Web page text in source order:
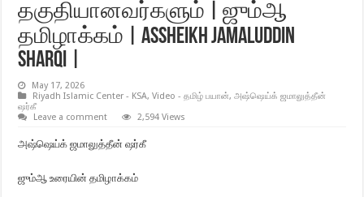
தகுதியானவர்களும் | ஜும்ஆ
தமிழாக்கம் | Assheikh Jamaluddin
Sharqi |
May 17, 2026
Riyadh Islamic Center - KSA,Video - தமிழ் பயான்,அஷ்ஷெய்க் ஜமாலுத்தீன்
ஷர்கீ
Leave a comment
2,594 Views
அஷ்ஷெய்க் ஜமாலுத்தீன் ஷர்கீ
ஜும்ஆ உரையின் தமிழாக்கம்